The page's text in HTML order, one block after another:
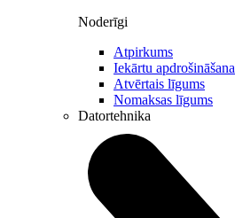
Noderīgi
Atpirkums
Iekārtu apdrošināšana
Atvērtais līgums
Nomaksas līgums
Datortehnika